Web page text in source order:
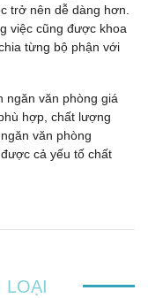
trở nên dễ dàng hơn.
việc cũng được khoa
từng bộ phận với
ngăn văn phòng giá
hợp, chất lượng
văn phòng
cả yếu tố chất
LOẠI